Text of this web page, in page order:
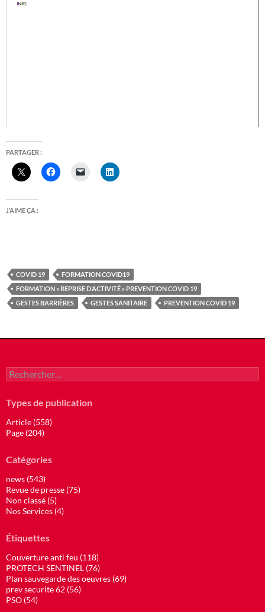
PARTAGER :
J’AIME ÇA :
COVID 19
FORMATION COVID19
FORMATION « REPRISE D’ACTIVITÉ » PREVENTION COVID 19
GESTES BARRIÈRES
GESTES SANITAIRE PREVENTION COVID 19
Rechercher :
Types de publication
Article (558)
Page (204)
Catégories
news (543)
Revue de presse (75)
Non classé (5)
Nos Services (4)
Étiquettes
Couverture anti feu (118)
PROTECH SENTINEL (76)
Plan sauvegarde des oeuvres (69)
prev securite 62 (56)
PSO (54)